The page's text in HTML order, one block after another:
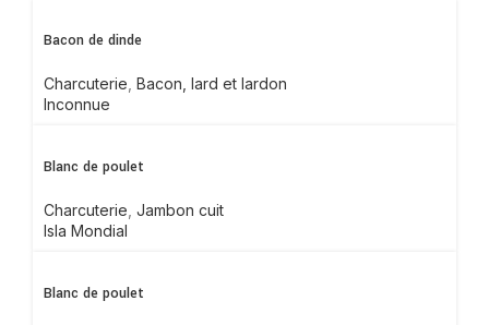
Bacon de dinde
Charcuterie Bacon, lard et lardon
Inconnue
Blanc de poulet
Charcuterie Jambon cuit
Isla Mondial
Blanc de poulet